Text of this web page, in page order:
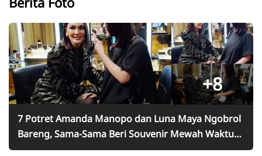
+8
7 Potret Amanda Manopo dan Luna Maya Ngobrol
Bareng, Sama-Sama Beri Souvenir Mewah Waktu
Nikah